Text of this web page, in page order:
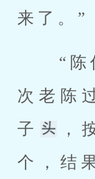
来了。”
次老陈
子
，
个，结